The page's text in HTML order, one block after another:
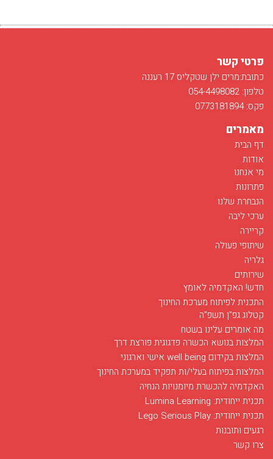
פרטי קשר
כתובת:מרים ילן שטקליס 17 רעננה
טלפון: 054-4498082
פקס: 0773181894
מאמרים
דף הבית
אודות
מי אנחנו
פתרונות
הנבחרת שלנו
ערכי ליבה
קריירה
שיתופי פעולה
גלריה
שירותים
חדש! האקדמיה לאומץ
התכנית לפיתוח מערכת החינוך
קטלוג גפ"ן תשפ"ה
מה אומרים עלינו בשטח
המלצות בנושא הכשרה פדגוגית פורצת דרך
המלצות בקידום well being אישי וארגוני
המלצות בפיתוח בעלי/ות תפקיד במערכת החינוך
האקדמיה להכשרת מיומנויות הנחיה
תכנית ייחודית: Lumina Learning
תכנית ייחודית: Lego Serious Play
רגעים ותובנות
צרו קשר